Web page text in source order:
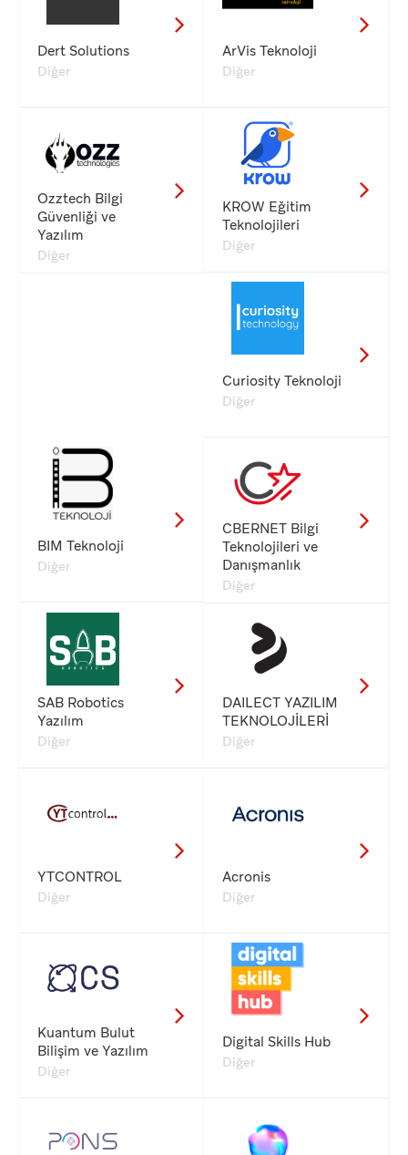
Dert Solutions
Diğer
ArVis Teknoloji
Diğer
Ozztech Bilgi
Güvenliği ve
Yazılım
Diğer
KROW Eğitim
Teknolojileri
Diğer
Curiosity Teknoloji
Diğer
BIM Teknoloji
Diğer
CBERNET Bilgi
Teknolojileri ve
Danışmanlık
Diğer
SAB Robotics
Yazılım
Diğer
DAILECT YAZILIM
TEKNOLOJİLERİ
Diğer
YTCONTROL
Diğer
Acronis
Diğer
Kuantum Bulut
Bilişim ve Yazılım
Diğer
Digital Skills Hub
Diğer